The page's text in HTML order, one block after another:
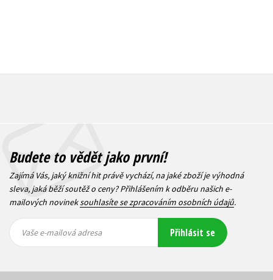
Budete to vědět jako první!
Zajímá Vás, jaký knižní hit právě vychází, na jaké zboží je výhodná
sleva, jaká běží soutěž o ceny? Přihlášením k odběru našich e-
mailových novineksouhlasíte se zpracováním osobních údajů.
mailová
mailová
Vaše e-mailová adresa Přihlásit se